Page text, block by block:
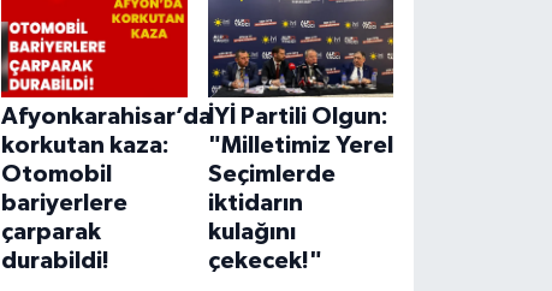
Afyonkarahisar’da
korkutan kaza:
Otomobil
bariyerlere
çarparak
durabildi!
İYİ Partili Olgun:
"Milletimiz Yerel
Seçimlerde
iktidarın
kulağını
çekecek!"